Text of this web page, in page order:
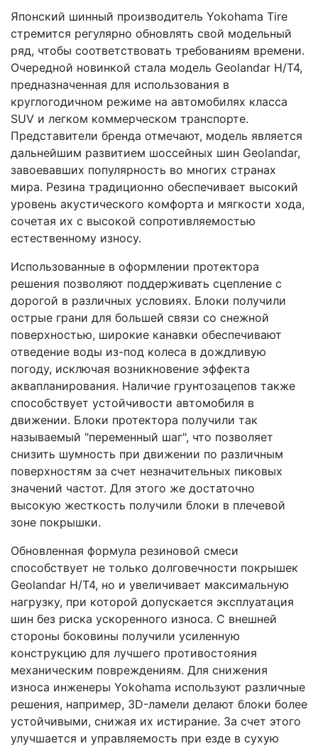
Японский шинный производитель Yokohama Tire
стремится регулярно обновлять свой модельный
ряд, чтобы соответствовать требованиям времени.
Очередной новинкой стала модель Geolandar H/T4,
предназначенная для использования в
круглогодичном режиме на автомобилях класса
SUV и легком коммерческом транспорте.
Представители бренда отмечают, модель является
дальнейшим развитием шоссейных шин Geolandar,
завоевавших популярность во многих странах
мира. Резина традиционно обеспечивает высокий
уровень акустического комфорта и мягкости хода,
сочетая их с высокой сопротивляемостью
естественному износу.
Использованные в оформлении протектора
решения позволяют поддерживать сцепление с
дорогой в различных условиях. Блоки получили
острые грани для большей связи со снежной
поверхностью, широкие канавки обеспечивают
отведение воды из-под колеса в дождливую
погоду, исключая возникновение эффекта
аквапланирования. Наличие грунтозацепов также
способствует устойчивости автомобиля в
движении. Блоки протектора получили так
называемый "переменный шаг", что позволяет
снизить шумность при движении по различным
поверхностям за счет незначительных пиковых
значений частот. Для этого же достаточно
высокую жесткость получили блоки в плечевой
зоне покрышки.
Обновленная формула резиновой смеси
способствует не только долговечности покрышек
Geolandar H/T4, но и увеличивает максимальную
нагрузку, при которой допускается эксплуатация
шин без риска ускоренного износа. С внешней
стороны боковины получили усиленную
конструкцию для лучшего противостояния
механическим повреждениям. Для снижения
износа инженеры Yokohama используют различные
решения, например, 3D-ламели делают блоки более
устойчивыми, снижая их истирание. За счет этого
улучшается и управляемость при езде в сухую